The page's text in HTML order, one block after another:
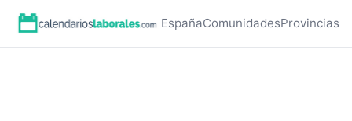
EspañaComunidadesProvincias